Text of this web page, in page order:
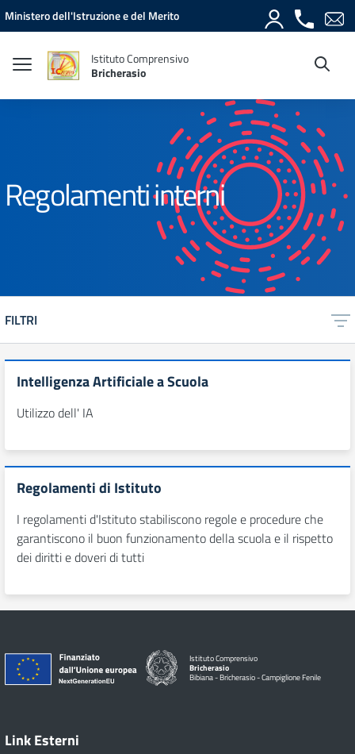
Vai ai contenuti
Vai al menu di navigazione
Vai al footer
Ministero dell'Istruzione e del Merito
Istituto Comprensivo
Bricherasio
Regolamenti interni
FILTRI
Intelligenza Artificiale a Scuola
Utilizzo dell' IA
Regolamenti di Istituto
I regolamenti d'Istituto stabiliscono regole e procedure che
garantiscono il buon funzionamento della scuola e il rispetto
dei diritti e doveri di tutti
Istituto Comprensivo
Bricherasio
Bibiana - Bricherasio - Campiglione Fenile
Link Esterni